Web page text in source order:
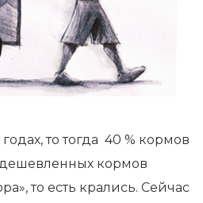
то тогда 40 % кормов
кормов
то есть крались. Сейчас